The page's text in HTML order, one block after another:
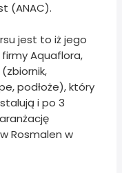
(ANAC).
jest to iż jego
Aquaflora,
podłoże), który
i po 3
Rosmalen w